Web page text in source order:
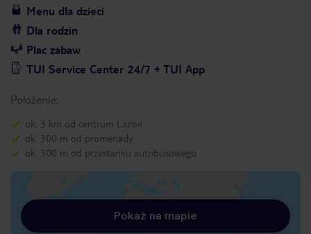
Menu dla dzieci
Dla rodzin
Plac zabaw
TUI Service Center 24/7 + TUI App
Położenie:
ok. 3 km od centrum Lazise
ok. 300 m od promenady
ok. 300 m od przystanku autobusowego
Pokaż na mapie